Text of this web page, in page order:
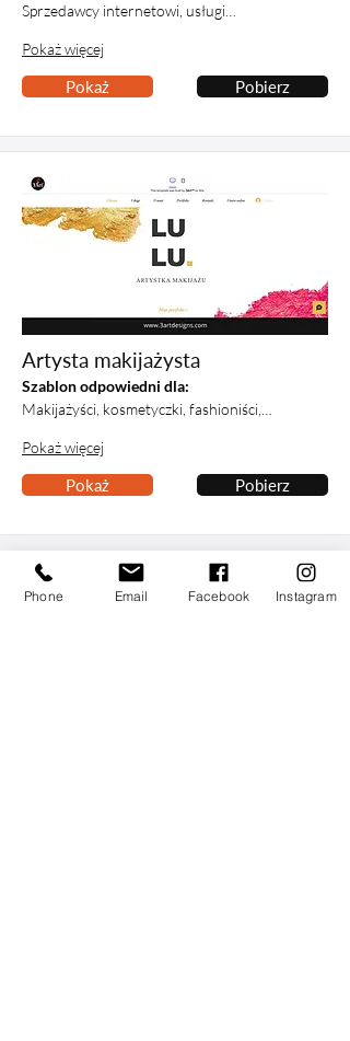
Sprzedawcy internetowi, usługi…
Pokaż więcej
Pokaż Pobierz
Artysta makijażysta
Szablon odpowiedni dla:
Makijażyści, kosmetyczki, fashioniści,…
Pokaż więcej
Pokaż Pobierz
Phone Email Facebook Instagram